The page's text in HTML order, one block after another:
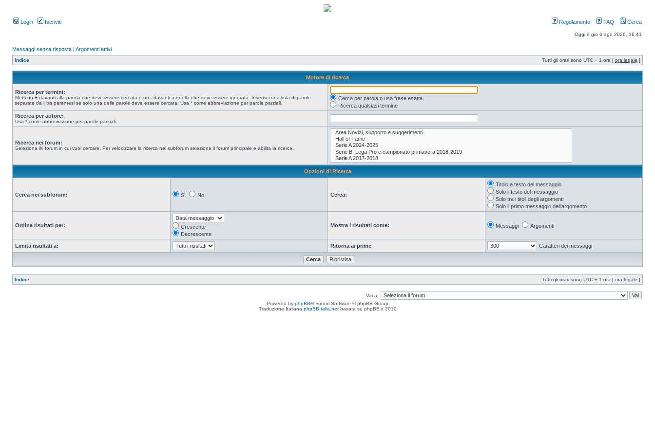
Login Iscriviti Regolamento FAQ Cerca
Oggi è gio 6 ago 2026, 16:41
Messaggi senza risposta | Argomenti attivi
Indice Tutti gli orari sono UTC + 1 ora [ ora legale ]
Motore di ricerca
Ricerca per termini:
Metti un + davanti alla parola che deve essere cercata e un - davanti a quella che deve essere ignorata. Inserisci una lista di parole
separate da | tra parentesi se solo una delle parole deve essere cercata. Usa * come abbreviazione per parole parziali.
Cerca per parola o usa frase esatta
Ricerca qualsiasi termine
Ricerca per autore:
Usa * come abbreviazione per parole parziali.
Ricerca nei forum:
Seleziona il/i forum in cui vuoi cercare. Per velocizzare la ricerca nei subforum seleziona il forum principale e abilita la ricerca.
Opzioni di Ricerca
Cerca nei subforum: Sì No Cerca:
Titolo e testo del messaggio
Solo il testo del messaggio
Solo tra i titoli degli argomenti
Solo il primo messaggio dell’argomento
Ordina risultati per:
Crescente
Decrescente
Mostra i risultati come: Messaggi Argomenti
Limita risultati a: Ritorna ai primi: Caratteri dei messaggi
Indice Tutti gli orari sono UTC + 1 ora [ ora legale ]
Vai a:
Powered by phpBB® Forum Software © phpBB Group
Traduzione Italiana phpBBItalia.netbasata su phpBB.it 2010